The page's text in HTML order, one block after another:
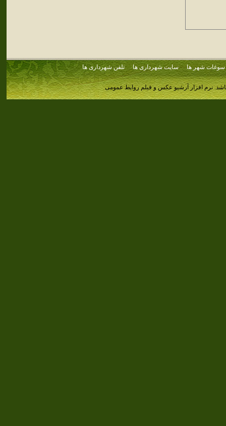
سوغات شهر ها سایت شهرداری ها تلفن شهرداری ها
نرم افزار آرشیو عکس و فیلم روابط عمومی